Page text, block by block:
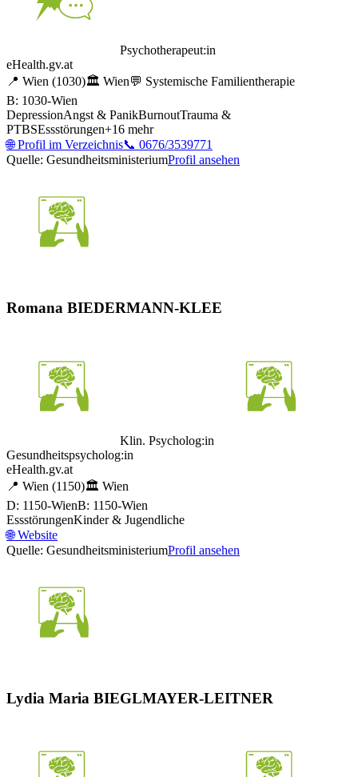
Psychotherapeut:in
eHealth.gv.at
📍 Wien (1030)🏛️ Wien💬 Systemische Familientherapie
B: 1030-Wien
DepressionAngst & PanikBurnoutTrauma &
PTBSEssstörungen+16 mehr
🌐Profil im Verzeichnis📞 0676/3539771
Quelle: GesundheitsministeriumProfil ansehen
Romana BIEDERMANN-KLEE
Klin. Psycholog:in
Gesundheitspsycholog:in
eHealth.gv.at
📍 Wien (1150)🏛️ Wien
D: 1150-WienB: 1150-Wien
EssstörungenKinder & Jugendliche
🌐Website
Quelle: GesundheitsministeriumProfil ansehen
Lydia Maria BIEGLMAYER-LEITNER